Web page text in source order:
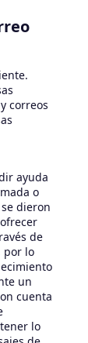
correos
ayuda
o
dieron
de
por lo
un
cuenta
lo